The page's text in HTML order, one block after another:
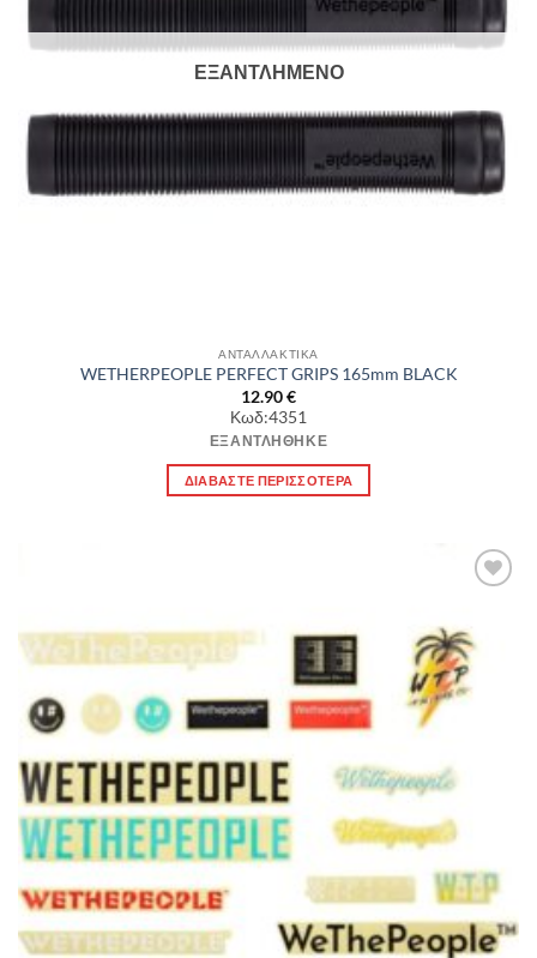
ΕΞΑΝΤΛΗΜΈΝΟ
ΑΝΤΑΛΛΑΚΤΙΚΑ
WETHERPEOPLE PERFECT GRIPS 165mm BLACK
12.90€
Κωδ:4351
ΕΞΑΝΤΛΉΘΗΚΕ
ΔΙΑΒΆΣΤΕ ΠΕΡΙΣΣΌΤΕΡΑ
επιθυμιών